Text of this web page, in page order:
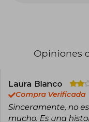
pero fue
narrativa
Opiniones
Laura Blanco
Compra Verificada
Sinceramente, no
mucho. Es una